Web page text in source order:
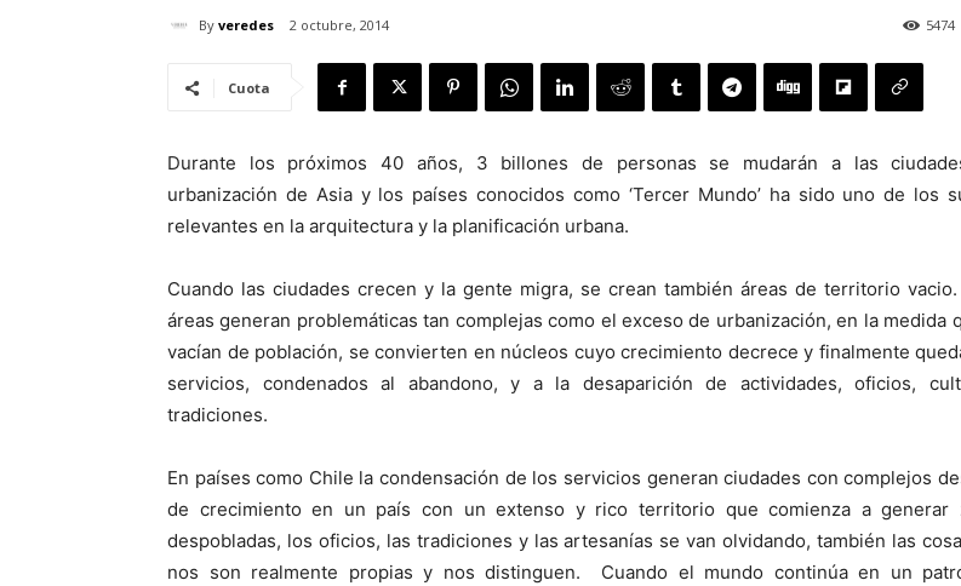
By veredes 2 octubre, 2014 5474
Cuota
Durante los próximos 40 años, 3 billones de personas se mudarán a las
urbanización de Asia y los países conocidos como ‘Tercer Mundo’ ha sido uno de los
relevantes en la arquitectura y la planificación urbana.
Cuando las ciudades crecen y la gente migra, se crean también áreas de territorio vacio.
áreas generan problemáticas tan complejas como el exceso de urbanización, en la medida
vacían de población, se convierten en núcleos cuyo crecimiento decrece y finalmente
servicios, condenados al abandono, y a la desaparición de actividades, oficios,
tradiciones.
En países como Chile la condensación de los servicios generan ciudades con complejos
de crecimiento en un país con un extenso y rico territorio que comienza a generar
despobladas, los oficios, las tradiciones y las artesanías se van olvidando, también las
nos son realmente propias y nos distinguen. Cuando el mundo continúa en un